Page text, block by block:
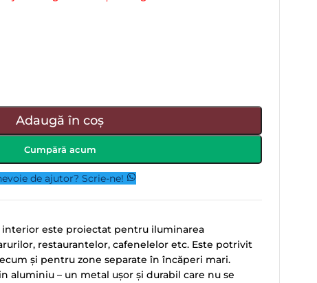
Adaugă în coș
Cumpără acum
de ajutor? Scrie-ne!
este proiectat pentru iluminarea
restaurantelor, cafenelelor etc. Este potrivit
și pentru zone separate în încăperi mari.
aluminiu – un metal ușor și durabil care nu se